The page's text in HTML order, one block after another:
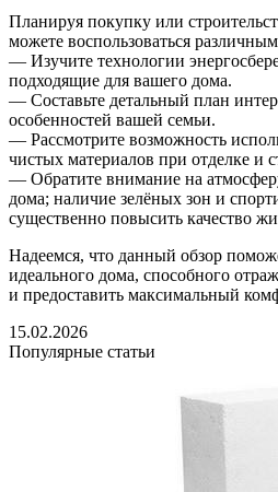
Планируя покупку или
можете воспользоваться
— Изучите технологии
подходящие для вашего дома.
— Составьте детальный план
особенностей вашей семьи.
— Рассмотрите возможность
чистых материалов при отделке и
— Обратите внимание на
дома; наличие зелёных зон и
существенно повысить качество
Надеемся, что данный обзор
идеального дома, способного
и предоставить максимальный
15.02.2026
Популярные статьи